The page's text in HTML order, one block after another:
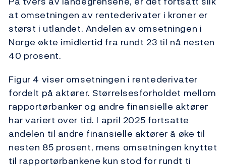
at omsetningen av rentederivater i kroner er
størst i utlandet. Andelen av omsetningen i
Norge økte imidlertid fra rundt 23 til nå nesten
40 prosent.
Figur 4 viser omsetningen i rentederivater
fordelt på aktører. Størrelsesforholdet mellom
rapportørbanker og andre finansielle aktører
har variert over tid. I april 2025 fortsatte
andelen til andre finansielle aktører å øke til
nesten 85 prosent, mens omsetningen knyttet
til rapportørbankene kun stod for rundt ti